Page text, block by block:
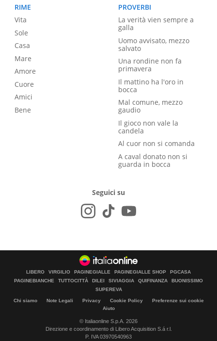
RIME
Vita
Sole
Casa
Mare
Amore
Cuore
Amici
Bene
PROVERBI
La verità vien sempre a
galla
Uomo avvisato, mezzo
salvato
Una rondine non fa
primavera
Il mattino ha l'oro in
bocca
Mal comune, mezzo
gaudio
Il gioco non vale la
candela
Al cuor non si comanda
A caval donato non si
guarda in bocca
Seguici su
LIBERO VIRGILIO PAGINEGIALLE PAGINEGIALLE SHOP
PGCASA
PAGINEBIANCHE
TUTTOCITTÀ DILEI SIVIAGGIA QUIFINANZA
BUONISSIMO
SUPEREVA
Chi siamo Note Legali Privacy Cookie Policy
Preferenze sui cookie
Aiuto
© Italiaonline S.p.A. 2026
Direzione e coordinamento di Libero Acquisition S.á r.l.
P. IVA 03970540963